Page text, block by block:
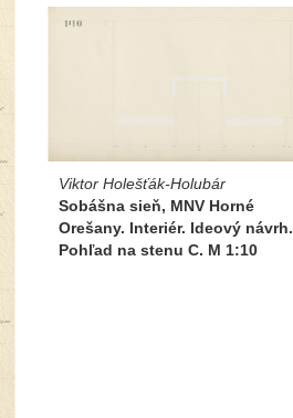
Viktor Holešťák-Holubár
Sobášna sieň, MNV Horné
Orešany. Interiér. Ideový návrh.
Pohľad na stenu C. M 1:10